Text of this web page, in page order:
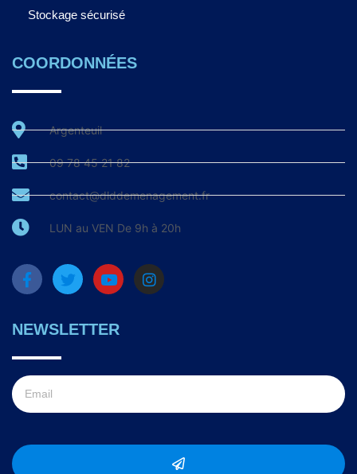
Stockage sécurisé
COORDONNÉES
Argenteuil
09 78 45 21 82
contact@dlddemenagement.fr
LUN au VEN De 9h à 20h
NEWSLETTER